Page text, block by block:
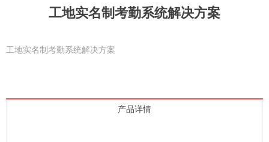
工地实名制考勤系统解决方案
工地实名制考勤系统解决方案
产品详情